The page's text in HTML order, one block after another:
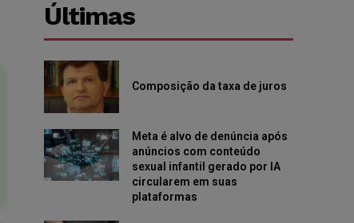
Últimas
Composição da taxa de juros
Meta é alvo de denúncia após
anúncios com conteúdo
sexual infantil gerado por IA
circularem em suas
plataformas